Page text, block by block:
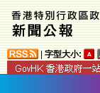
字型大小: